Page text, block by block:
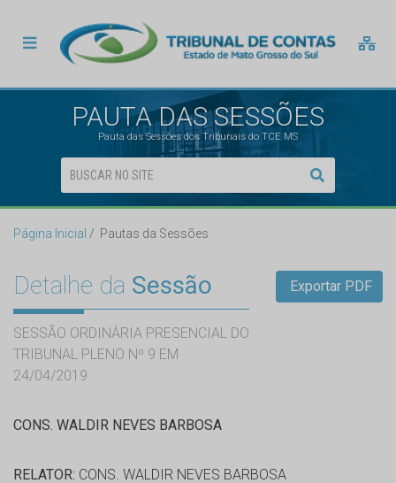
PAUTA DAS SESSÕES
Pauta das Sessões dos Tribunais do TCE MS
Página Inicial Pautas da Sessões
Detalhe da Sessão
SESSÃO ORDINÁRIA PRESENCIAL DO
TRIBUNAL PLENO Nº 9 EM
24/04/2019
Exportar PDF
CONS. WALDIR NEVES BARBOSA
RELATOR: CONS. WALDIR NEVES BARBOSA